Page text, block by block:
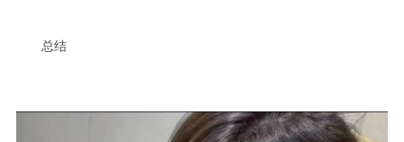
总结